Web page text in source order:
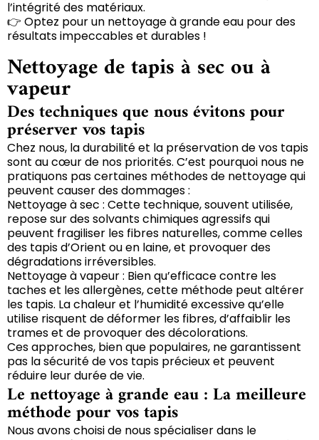
l’intégrité des matériaux.
👉 Optez pour un nettoyage à grande eau pour des
résultats impeccables et durables !
Nettoyage de tapis à sec ou à
vapeur
Des techniques que nous évitons pour
préserver vos tapis
Chez nous, la durabilité et la préservation de vos tapis
sont au cœur de nos priorités. C’est pourquoi nous ne
pratiquons pas certaines méthodes de nettoyage qui
peuvent causer des dommages :
Nettoyage à sec : Cette technique, souvent utilisée,
repose sur des solvants chimiques agressifs qui
peuvent fragiliser les fibres naturelles, comme celles
des tapis d’Orient ou en laine, et provoquer des
dégradations irréversibles.
Nettoyage à vapeur : Bien qu’efficace contre les
taches et les allergènes, cette méthode peut altérer
les tapis. La chaleur et l’humidité excessive qu’elle
utilise risquent de déformer les fibres, d’affaiblir les
trames et de provoquer des décolorations.
Ces approches, bien que populaires, ne garantissent
pas la sécurité de vos tapis précieux et peuvent
réduire leur durée de vie.
Le nettoyage à grande eau : La meilleure
méthode pour vos tapis
Nous avons choisi de nous spécialiser dans le